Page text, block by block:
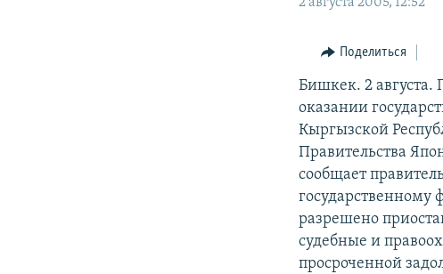
Поделиться
Бишкек. 2 августа.
оказании
Кыргызской
Правительства
сообщает
государственному
разрешено
судебные и
просроченной